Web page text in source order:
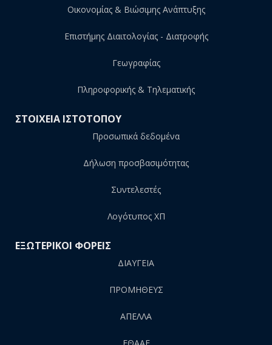
Οικονομίας & Βιώσιμης Ανάπτυξης
Επιστήμης Διαιτολογίας - Διατροφής
Γεωγραφίας
Πληροφορικής & Τηλεματικής
ΣΤΟΙΧΕΙΑ ΙΣΤΟΤΟΠΟΥ
Προσωπικά δεδομένα
Δήλωση προσβασιμότητας
Συντελεστές
Λογότυπος ΧΠ
ΕΞΩΤΕΡΙΚΟΙ ΦΟΡΕΙΣ
ΔΙΑΥΓΕΙΑ
ΠΡΟΜΗΘΕΥΣ
AΠΕΛΛΑ